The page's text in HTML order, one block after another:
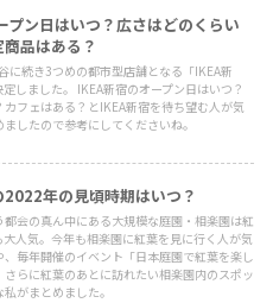
プン日はいつ？広さはどのくらい
品はある？
に続き3つめの都市型店舗となる「IKEA新
しました。 IKEA新宿のオープン日はいつ？
フェはある？とIKEA新宿を待ち望む人が気
したので参考にしてくださいね。
年の見頃時期はいつ？
会の真ん中にある大規模な庭園・相楽園は紅
人気。今年も相楽園に紅葉を見に行く人が気
、毎年開催のイベント「日本庭園で紅葉を楽し
らに紅葉のあとに訪れたい相楽園内のスポッ
がまとめました。